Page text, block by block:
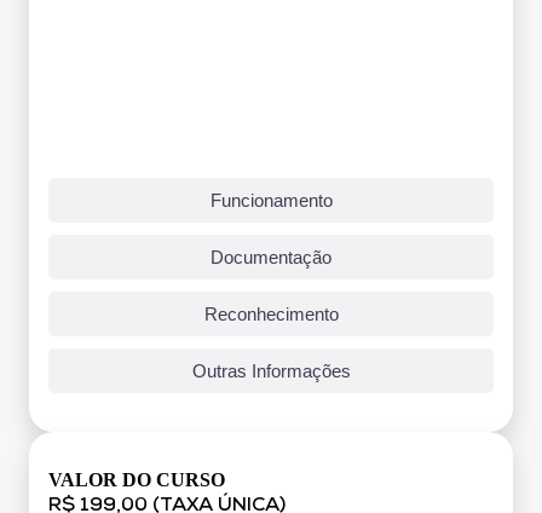
Funcionamento
Documentação
Reconhecimento
Outras Informações
VALOR DO CURSO
R$ 199,00 (TAXA ÚNICA)